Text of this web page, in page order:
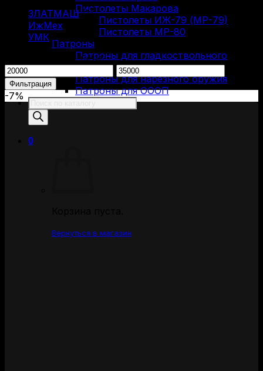
Пистолеты Макарова
Пистолеты ИЖ-79 (МР-79)
Пистолеты МР-80
Патроны
Патроны для гладкоствольного
оружия
Патроны для нарезного оружия
Патроны для ОООП
Поиск
товаров
0
Вернуться в магазин
ЗЛАТМАШ (1)
ИжМех
УМК
Фильтрация по цене
Минимальная
цена
Максимальная
цена
Фильтрация
-7%